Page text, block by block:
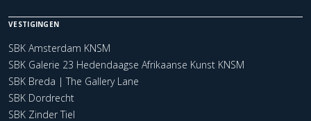
VESTIGINGEN
SBK Amsterdam KNSM
SBK Galerie 23 Hedendaagse Afrikaanse Kunst KNSM
SBK Breda | The Gallery Lane
SBK Dordrecht
SBK Zinder Tiel